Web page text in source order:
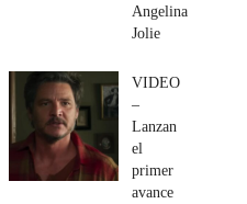
Angelina
Jolie
VIDEO
–
Lanzan
el
primer
avance